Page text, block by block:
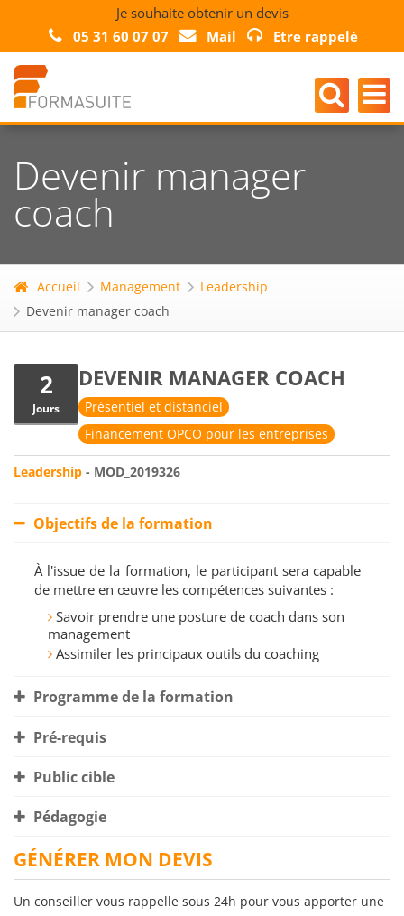
Je souhaite obtenir un devis
05 31 60 07 07
Mail Etre rappelé
Devenir manager
coach
Accueil Management
Leadership
Devenir manager coach
2
Jours
DEVENIR MANAGER COACH
Présentiel et distanciel
Financement OPCO pour les entreprises
Leadership - MOD_2019326
Objectifs de la formation
À l'issue de la formation, le participant sera capable
de mettre en œuvre les compétences suivantes :
Savoir prendre une posture de coach dans son
management
Assimiler les principaux outils du coaching
Programme de la formation
Pré-requis
Public cible
Pédagogie
GÉNÉRER MON DEVIS
Un conseiller vous rappelle sous 24h pour vous apporter une